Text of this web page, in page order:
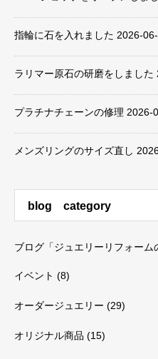
指輪に石を入れました 2026-
ラリマー原石の研磨をしました
プラチナチェーンの修理 2026-
メンズリングのサイズ直し
blog category
ブログ「ジュエリーリフォーム
イベント (8)
オーダージュエリー (29)
オリジナル商品 (15)